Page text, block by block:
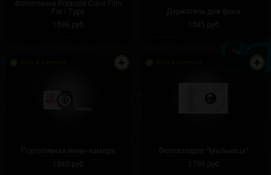
Фотопленка Polaroid Color Film
For I Type
1899 руб
Держатель для фона
1845 руб
Портативная мини-камера
1840 руб
Фотоаппарат "Мыльница"
1769 руб